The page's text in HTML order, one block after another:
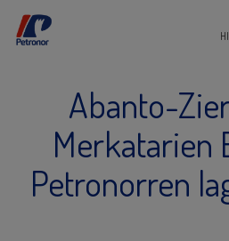
Abanto-
Merkatarien
Petronorren